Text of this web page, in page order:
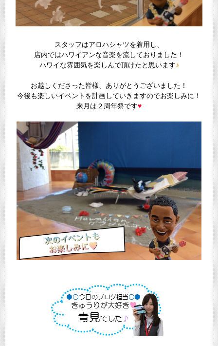
スタッフはアロハシャツを着用し、
店内ではハワイアンな音楽を流しておりました！
ハワイな雰囲気を楽しんで頂けたと思います♪
お越しくださった皆様、ありがとうございました！
今後も楽しいイベントを計画していきますのでお楽しみに！
来月は２周年祭です♥